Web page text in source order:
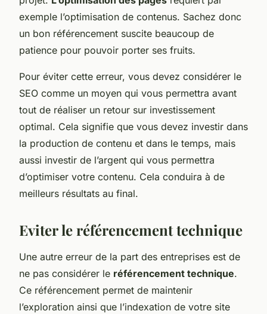
exemple l’optimisation de contenus. Sachez donc
un bon référencement suscite beaucoup de
patience pour pouvoir porter ses fruits.
Pour éviter cette erreur, vous devez considérer le
SEO comme un moyen qui vous permettra avant
tout de réaliser un retour sur investissement
optimal. Cela signifie que vous devez investir dans
la production de contenu et dans le temps, mais
aussi investir de l’argent qui vous permettra
d’optimiser votre contenu. Cela conduira à de
meilleurs résultats au final.
Eviter le référencement technique
Une autre erreur de la part des entreprises est de
ne pas considérer le référencement technique.
Ce référencement permet de maintenir
l’exploration ainsi que l’indexation de votre site